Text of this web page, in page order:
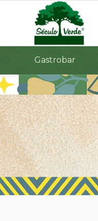
Gastrobar